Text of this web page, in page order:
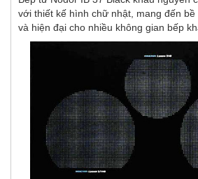
với thiết kế hình chữ nhật, mang đến
và hiện đại cho nhiều không gian bếp